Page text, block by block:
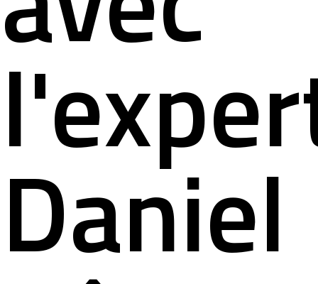
Daniel